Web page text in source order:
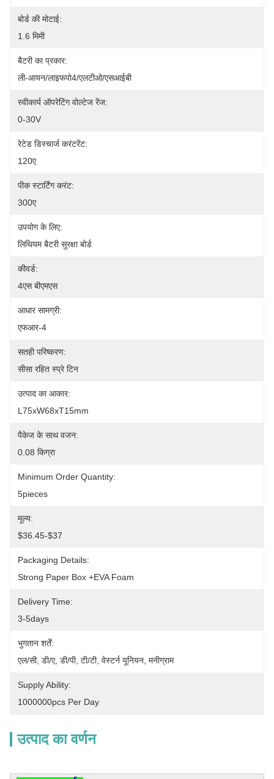
बोर्ड की मोटाई:
1.6 मिमी
बैटरी का प्रकार:
ली-आयन/लाइफपो4/एलटीओ/एसआईबी
स्वीकार्य ऑपरेटिंग वोल्टेज रेंज:
0-30V
रेटेड डिस्चार्ज करंटरेंट:
120ए
पीक स्टार्टिंग करंट:
300ए
उपयोग के लिए:
लिथियम बैटरी सुरक्षा बोर्ड
कीवर्ड:
4एस बीएमएस
आधार सामग्री:
एफआर-4
सतही परिष्करण:
सीसा रहित स्प्रे टिन
उत्पाद का आकार:
L75xW68xT15mm
पैकेज के साथ वजन:
0.08 किग्रा
Minimum Order Quantity:
5pieces
मूल्य:
$36.45-$37
Packaging Details:
Strong Paper Box +EVA Foam
Delivery Time:
3-5days
भुगतान शर्तें:
एल/सी, डी/ए, डी/पी, टी/टी, वेस्टर्न यूनियन, मनीग्राम
Supply Ability:
1000000pcs Per Day
उत्पाद का वर्णन